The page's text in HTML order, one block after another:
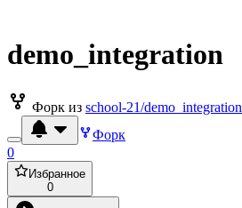
demo_integration
Форк из school-21/demo_integration
Форк
0
Избранное
0